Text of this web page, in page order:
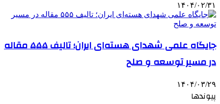
۱۴۰۴/۰۲/۳۱
جایگاه علمی شهدای هسته‌ای ایران؛ تالیف ۵۵۵ مقاله
در مسیر توسعه و صلح
۱۴۰۴/۰۳/۲۹
پیوندها